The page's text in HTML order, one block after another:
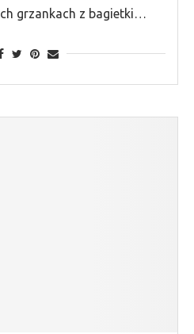
grzankach z bagietki…